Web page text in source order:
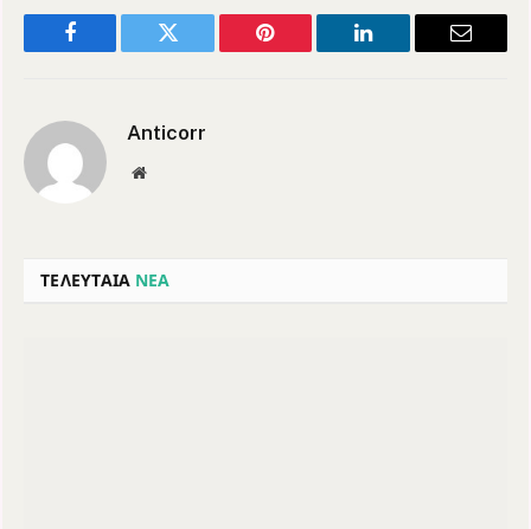
Facebook Twitter Pinterest LinkedIn Email
Anticorr
Website
ΤΕΛΕΥΤΑΙΑ ΝΕΑ